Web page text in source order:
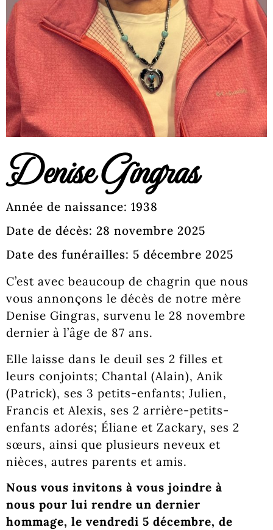
Denise Gingras
Année de naissance: 1938
Date de décès: 28 novembre 2025
Date des funérailles: 5 décembre 2025
C’est avec beaucoup de chagrin que nous
vous annonçons le décès de notre mère
Denise Gingras, survenu le 28 novembre
dernier à l’âge de 87 ans.
Elle laisse dans le deuil ses 2 filles et
leurs conjoints; Chantal (Alain), Anik
(Patrick), ses 3 petits-enfants; Julien,
Francis et Alexis, ses 2 arrière-petits-
enfants adorés; Éliane et Zackary, ses 2
sœurs, ainsi que plusieurs neveux et
nièces, autres parents et amis.
Nous vous invitons à vous joindre à
nous pour lui rendre un dernier
hommage, le vendredi 5 décembre, de